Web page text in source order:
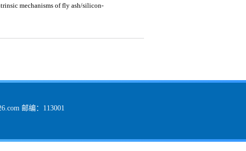
mechanisms of fly ash/silicon-
邮编：113001